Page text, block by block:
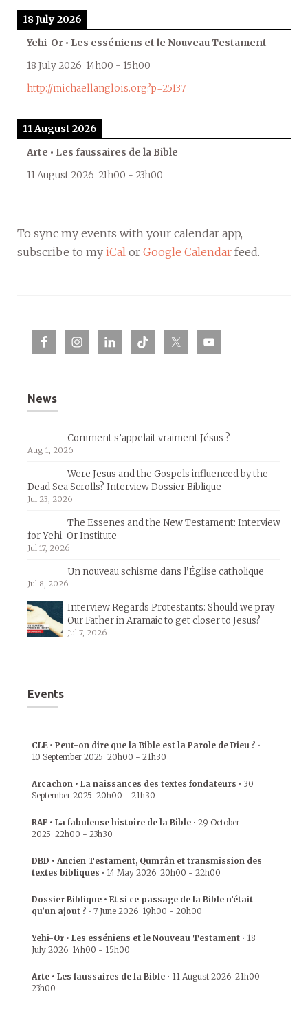
18 July 2026
Yehi-Or • Les esséniens et le Nouveau Testament
18 July 2026 14h00 - 15h00
http://michaellanglois.org?p=25137
11 August 2026
Arte • Les faussaires de la Bible
11 August 2026 21h00 - 23h00
To sync my events with your calendar app,
subscribe to my iCal or Google Calendar feed.
News
Comment s’appelait vraiment Jésus ?
Aug 1, 2026
Were Jesus and the Gospels influenced by the
Dead Sea Scrolls? Interview Dossier Biblique
Jul 23, 2026
The Essenes and the New Testament: Interview
for Yehi-Or Institute
Jul 17, 2026
Un nouveau schisme dans l’Église catholique
Jul 8, 2026
Interview Regards Protestants: Should we pray
Our Father in Aramaic to get closer to Jesus?
Jul 7, 2026
Events
CLE • Peut-on dire que la Bible est la Parole de Dieu ? •
10 September 2025 20h00 - 21h30
Arcachon • La naissances des textes fondateurs • 30
September 2025 20h00 - 21h30
RAF • La fabuleuse histoire de la Bible • 29 October
2025 22h00 - 23h30
DBD • Ancien Testament, Qumrân et transmission des
textes bibliques • 14 May 2026 20h00 - 22h00
Dossier Biblique • Et si ce passage de la Bible n’était
qu’un ajout ? • 7 June 2026 19h00 - 20h00
Yehi-Or • Les esséniens et le Nouveau Testament • 18
July 2026 14h00 - 15h00
Arte • Les faussaires de la Bible • 11 August 2026 21h00 -
23h00